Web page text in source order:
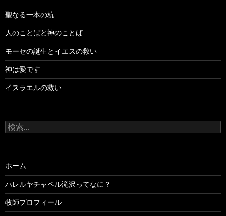
聖なる一本の杭
人のことばと神のことば
モーセの誕生とイエスの救い
神は愛です
イスラエルの救い
検
索:
ホーム
ハレルヤチャペル滝沢ってなに？
牧師プロフィール